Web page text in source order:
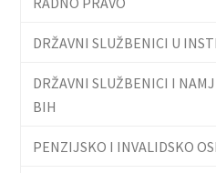
DRŽAVNI SLUŽBENICI U
DRŽAVNI SLUŽBENICI I
BIH
PENZIJSKO I INVALIDSKO